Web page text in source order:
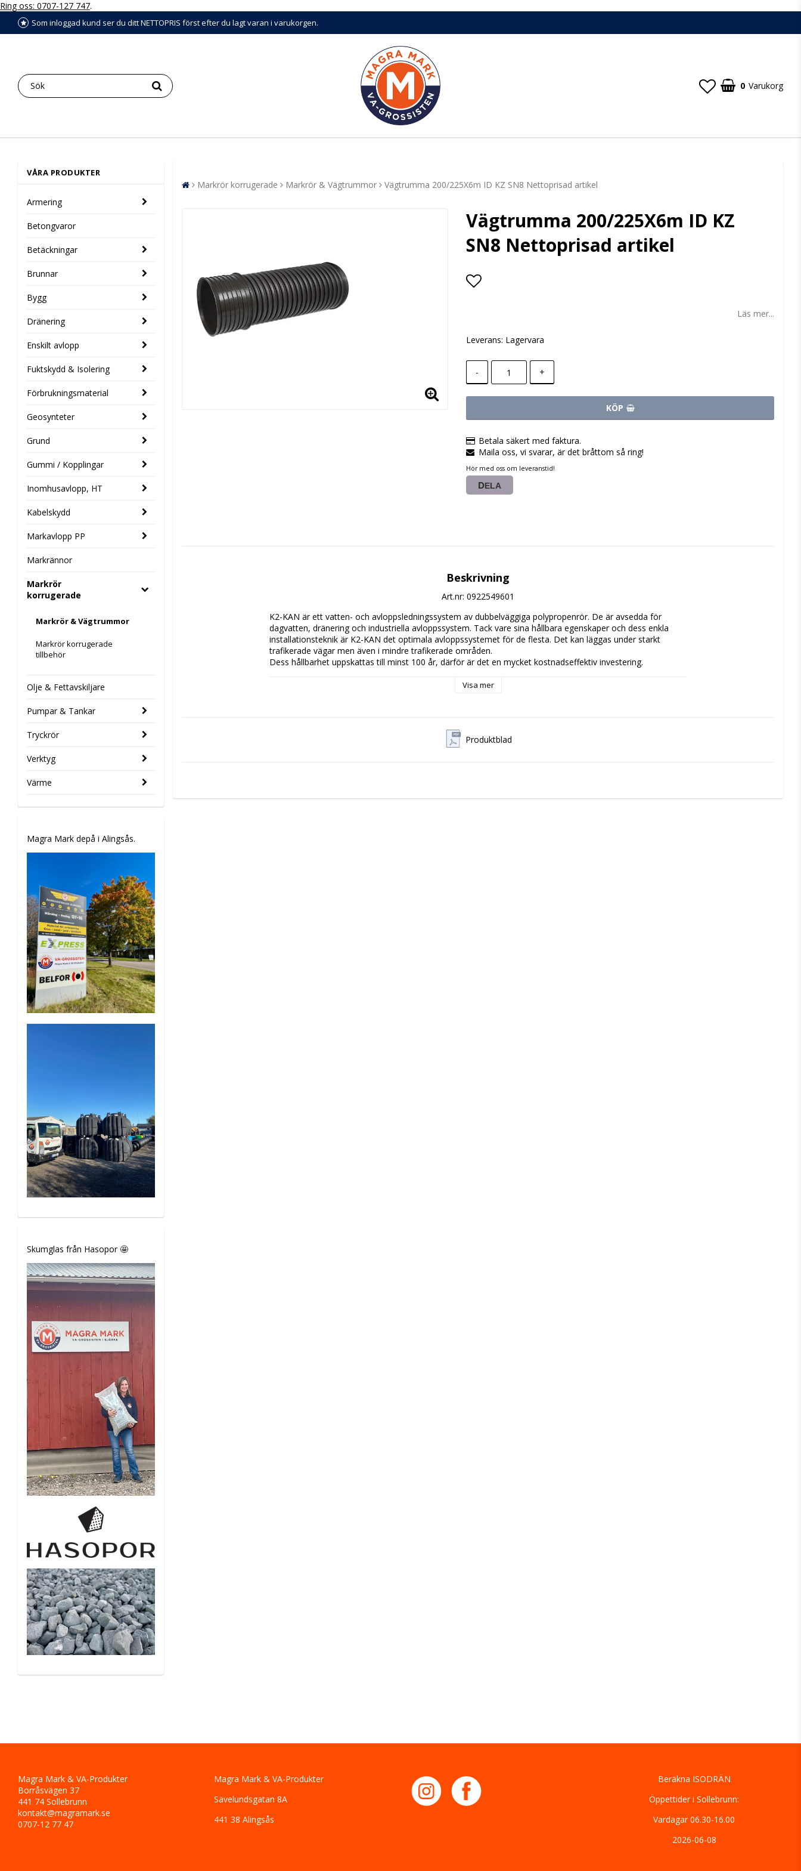
Ring oss: 0707-127 747.
Som inloggad kund ser du ditt NETTOPRIS först efter du lagt varan i varukorgen.
0 Varukorg
VÅRA PRODUKTER
Armering
Betongvaror
Betäckningar
Brunnar
Bygg
Dränering
Enskilt avlopp
Fuktskydd & Isolering
Förbrukningsmaterial
Geosynteter
Grund
Gummi / Kopplingar
Inomhusavlopp, HT
Kabelskydd
Markavlopp PP
Markrännor
Markrör
korrugerade
Markrör & Vägtrummor
Markrör korrugerade
tillbehör
Olje & Fettavskiljare
Pumpar & Tankar
Tryckrör
Verktyg
Värme
Magra Mark depå i Alingsås.
Skumglas från Hasopor 🤩
Markrör korrugerade Markrör & Vägtrummor Vägtrumma 200/225X6m ID KZ SN8 Nettoprisad artikel
Vägtrumma 200/225X6m ID KZ
SN8 Nettoprisad artikel
Läs mer...
Leverans: Lagervara
- +
KÖP
Betala säkert med faktura.
Maila oss, vi svarar, är det bråttom så ring!
Hör med oss om leveranstid!
DELA
Beskrivning
Art.nr: 0922549601
K2-KAN är ett vatten- och avloppsledningssystem av dubbelväggiga polypropenrör. De är avsedda för
dagvatten, dränering och industriella avloppssystem. Tack vare sina hållbara egenskaper och dess enkla
installationsteknik är K2-KAN det optimala avloppssystemet för de flesta. Det kan läggas under starkt
trafikerade vägar men även i mindre trafikerade områden.
Dess hållbarhet uppskattas till minst 100 år, därför är det en mycket kostnadseffektiv investering.
Visa mer
Produktblad
Magra Mark & VA-Produkter
Borråsvägen 37
441 74 Sollebrunn
kontakt@magramark.se
0707-12 77 47
Magra Mark & VA-Produkter
Sävelundsgatan 8A
441 38 Alingsås
Beräkna ISODRÄN
Öppettider i Sollebrunn:
Vardagar 06.30-16.00
2026-06-08